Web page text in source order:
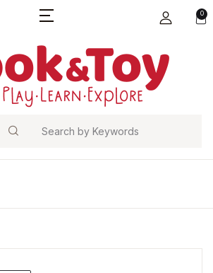
0
Search